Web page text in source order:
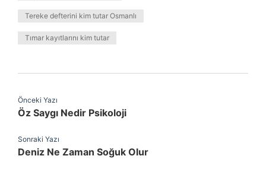
Tereke defterini kim tutar Osmanlı
Tımar kayıtlarını kim tutar
Önceki Yazı
Öz Saygı Nedir Psikoloji
Sonraki Yazı
Deniz Ne Zaman Soğuk Olur